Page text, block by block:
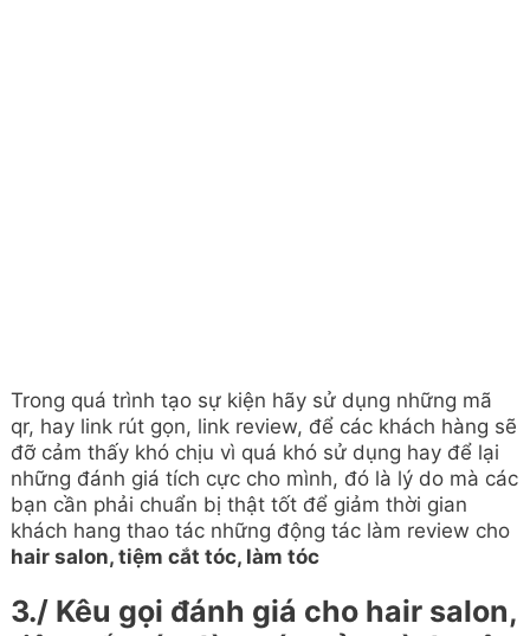
Trong quá trình tạo sự kiện hãy sử dụng những mã
qr, hay link rút gọn, link review, để các khách hàng sẽ
đỡ cảm thấy khó chịu vì quá khó sử dụng hay để lại
những đánh giá tích cực cho mình, đó là lý do mà các
bạn cần phải chuẩn bị thật tốt để giảm thời gian
khách hang thao tác những động tác làm review cho
hair salon, tiệm cắt tóc, làm tóc
3./ Kêu gọi đánh giá cho hair salon,